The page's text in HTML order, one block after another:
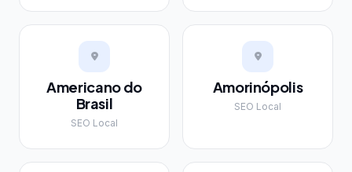
Americano do
Brasil
SEO Local
Amorinópolis
SEO Local